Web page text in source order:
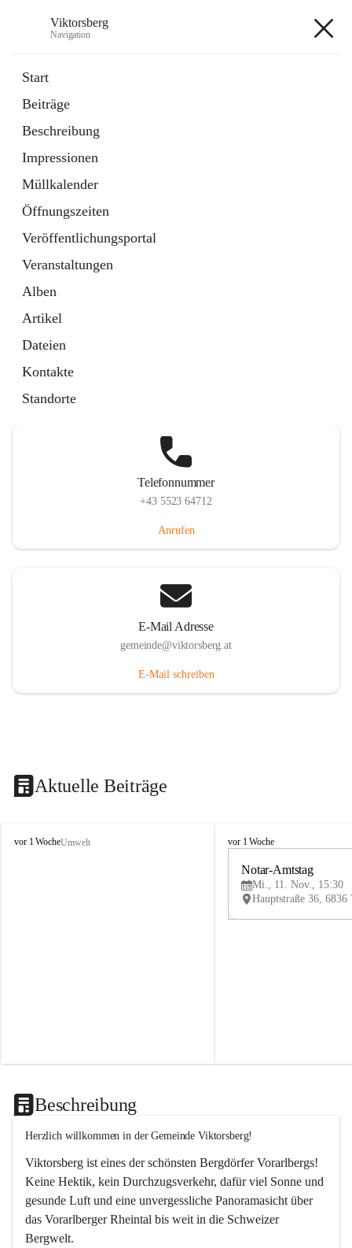
Viktorsberg
Navigation
Start
Beiträge
Beschreibung
Impressionen
Müllkalender
Öffnungszeiten
Veröffentlichungsportal
Veranstaltungen
Alben
Artikel
Dateien
Kontakte
Standorte
1 Schnellzugriff
Bürgerservice
10 Schnellzugriffe
Telefonnummer
+43 5523 64712
Anrufen
E-Mail Adresse
gemeinde@viktorsberg.at
E-Mail schreiben
Aktuelle Beiträge
V
vor 1 WocheUmwelt
V
vor 1 Woche
Notar-Amtstag
Mi., 11. Nov., 15:30
Beschreibung
Herzlich willkommen in der Gemeinde Viktorsberg!
Viktorsberg ist eines der schönsten Bergdörfer Vorarlbergs!
Keine Hektik, kein Durchzugsverkehr, dafür viel Sonne und
gesunde Luft und eine unvergessliche Panoramasicht über
das Vorarlberger Rheintal bis weit in die Schweizer
Bergwelt.